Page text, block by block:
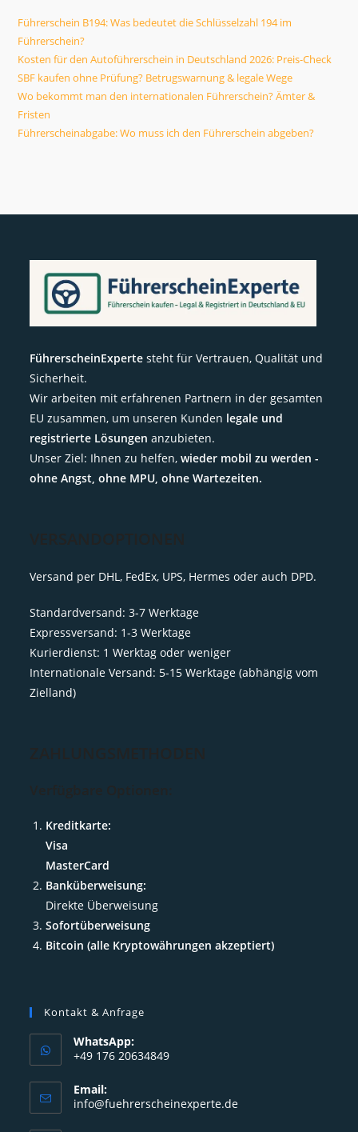
Führerschein B194: Was bedeutet die Schlüsselzahl 194 im
Führerschein?
Kosten für den Autoführerschein in Deutschland 2026: Preis-Check
SBF kaufen ohne Prüfung? Betrugswarnung & legale Wege
Wo bekommt man den internationalen Führerschein? Ämter &
Fristen
Führerscheinabgabe: Wo muss ich den Führerschein abgeben?
FührerscheinExperte steht für Vertrauen, Qualität und
Sicherheit.
Wir arbeiten mit erfahrenen Partnern in der gesamten
EU zusammen, um unseren Kunden legale und
registrierte Lösungen anzubieten.
Unser Ziel: Ihnen zu helfen,wieder mobil zu werden -
ohne Angst, ohne MPU, ohne Wartezeiten.
Versand per DHL, FedEx, UPS, Hermes oder auch DPD.
Standardversand: 3-7 Werktage
Expressversand: 1-3 Werktage
Kurierdienst: 1 Werktag oder weniger
Internationale Versand: 5-15 Werktage (abhängig vom
Zielland)
Kreditkarte:
Visa
MasterCard
Banküberweisung:
Direkte Überweisung
Sofortüberweisung
Bitcoin (alle Kryptowährungen akzeptiert)
Kontakt & Anfrage
WhatsApp:
+49 176 20634849
in
your
Email:
info@fuehrerscheinexperte.deOpens